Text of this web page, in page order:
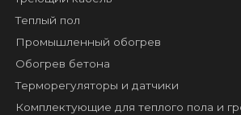
Теплый пол
Промышленный обогрев
Обогрев бетона
Терморегуляторы и датчики
Комплектующие для теплого пола и